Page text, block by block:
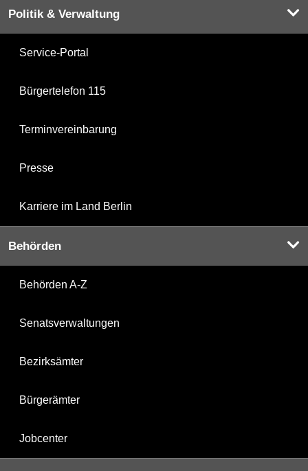
Politik & Verwaltung
Service-Portal
Bürgertelefon 115
Terminvereinbarung
Presse
Karriere im Land Berlin
Behörden
Behörden A-Z
Senatsverwaltungen
Bezirksämter
Bürgerämter
Jobcenter